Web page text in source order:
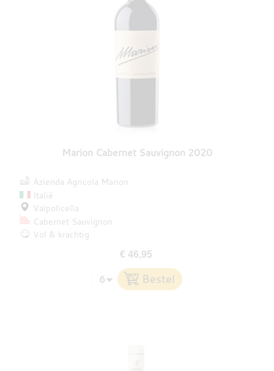
Marion Cabernet Sauvignon 2020
Azienda Agricola Marion
Italië
Valpolicella
Cabernet Sauvignon
Vol & krachtig
€ 46,95